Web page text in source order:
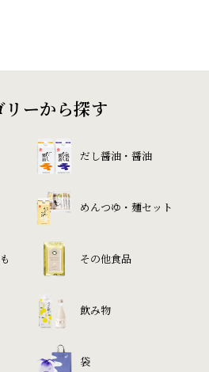
リーから探す
だし醤油・醤油
めんつゆ・麺セット
その他食品
飲み物
袋